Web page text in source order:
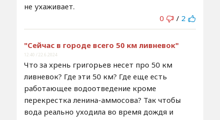
не ухаживает.
0
/ 2
"Сейчас в городе всего 50 км ливневок"
12:40 / 22.6.2024
Что за хрень григорьев несет про 50 км
ливневок? Где эти 50 км? Где еще есть
работающее водоотведение кроме
перекрестка ленина-аммосова? Так чтобы
вода реально уходила во время дождя и